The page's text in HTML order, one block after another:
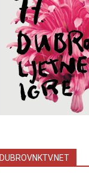
DUBROVNKTV.NET